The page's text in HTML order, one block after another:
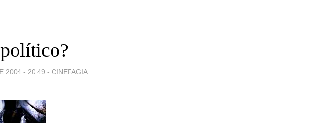
2004 - 20:49 - CINEFAGIA